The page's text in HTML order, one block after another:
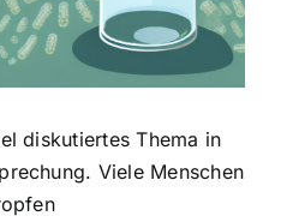
diskutiertes Thema in
Viele Menschen